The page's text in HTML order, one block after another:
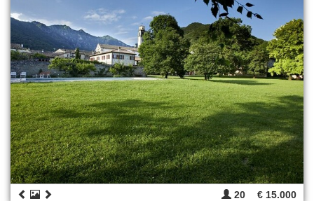
20 € 15.000